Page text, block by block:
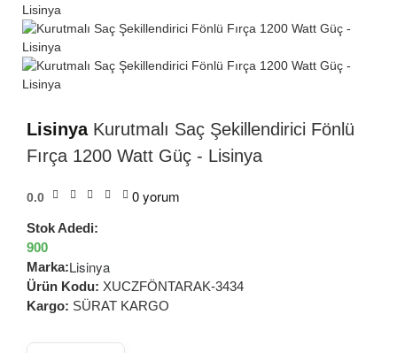
LisinyaKurutmalı Saç Şekillendirici Fönlü
Fırça 1200 Watt Güç - Lisinya
0.0 0 yorum
Stok Adedi:
900
Marka:Lisinya
Ürün Kodu: XUCZFÖNTARAK-3434
Kargo: SÜRAT KARGO